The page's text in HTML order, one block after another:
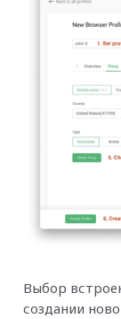
Выбор
создании